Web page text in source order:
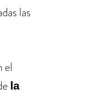
las
el
la